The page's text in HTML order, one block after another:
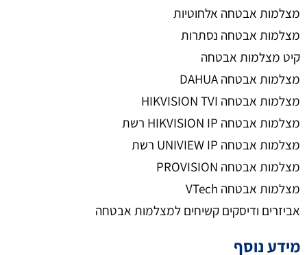
מצלמות אבטחה אלחוטיות
מצלמות אבטחה נסתרות
קיט מצלמות אבטחה
מצלמות אבטחה DAHUA
מצלמות אבטחה HIKVISION TVI
מצלמות אבטחה HIKVISION IP רשת
מצלמות אבטחה UNIVIEW IP רשת
מצלמות אבטחה PROVISION
מצלמות אבטחה VTech
אביזרים ודיסקים קשיחים למצלמות אבטחה
מידע נוסף